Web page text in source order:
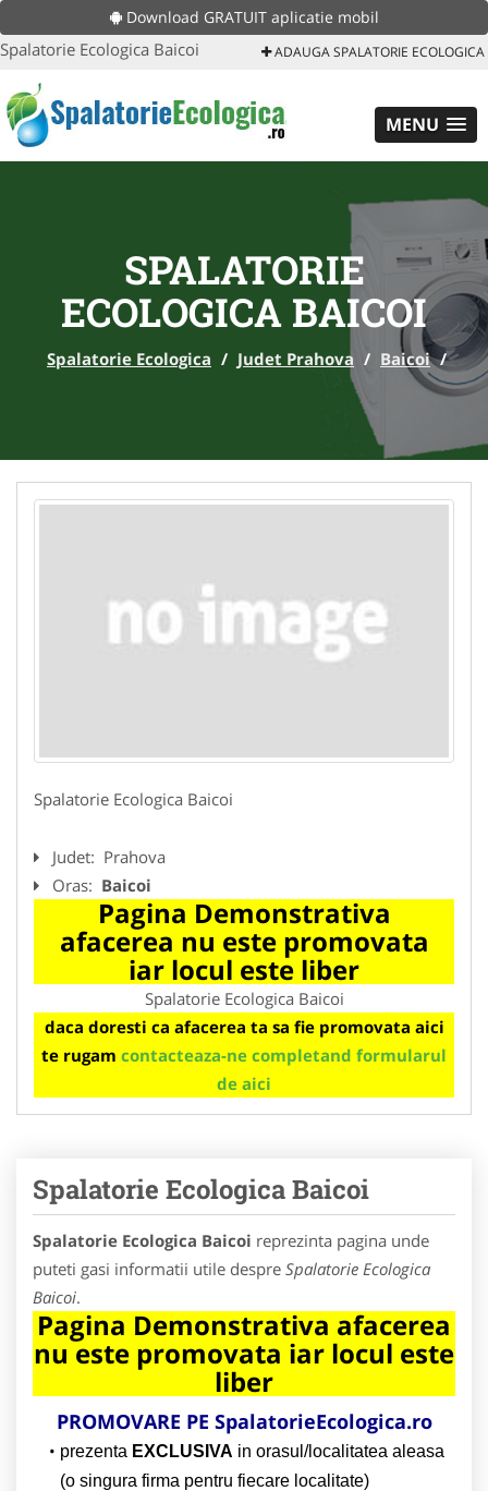
Download GRATUIT aplicatie mobil
Spalatorie Ecologica Baicoi ADAUGA SPALATORIE ECOLOGICA
MENU
SPALATORIE
ECOLOGICA BAICOI
Spalatorie Ecologica / Judet Prahova / Baicoi /
Spalatorie Ecologica Baicoi
Judet: Prahova
Oras: Baicoi
Pagina Demonstrativa
afacerea nu este promovata
iar locul este liber
Spalatorie Ecologica Baicoi
daca doresti ca afacerea ta sa fie promovata aici
te rugam contacteaza-ne completand formularul
de aici
Spalatorie Ecologica Baicoi
Spalatorie Ecologica Baicoi reprezinta pagina unde
puteti gasi informatii utile despre Spalatorie Ecologica
Baicoi.
Pagina Demonstrativa afacerea
nu este promovata iar locul este
liber
PROMOVARE PE SpalatorieEcologica.ro
prezenta EXCLUSIVA in orasul/localitatea aleasa
(o singura firma pentru fiecare localitate)